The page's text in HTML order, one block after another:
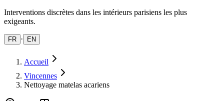
Interventions discrètes dans les intérieurs parisiens les plus
exigeants.
FR · EN
Accueil
Vincennes
Nettoyage matelas acariens